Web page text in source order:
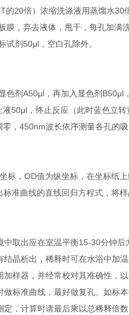
的20倍）浓缩洗涤液用蒸馏水30
膜，弃去液体，甩干，每孔加满
试剂50μl，空白孔除外。
色剂A50μl，再加入显色剂
液50μl，终止反应（此时蓝色立转
零，450nm波长依序测量各孔的
标，OD值为纵坐标，在坐标纸
标准曲线的直线回归方程式，将
中取出应在室温平衡15-30分钟
结晶析出，稀释时可在水浴中加
加样器，并经常校对其准确性，
做标准曲线，最好做复孔。如标
定，计算时请最后乘以总稀释倍